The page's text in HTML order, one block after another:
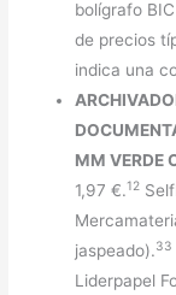
bolígrafo
de precios
indica una
MM VERDE
1,97 €.12
jaspeado).33
Liderpapel